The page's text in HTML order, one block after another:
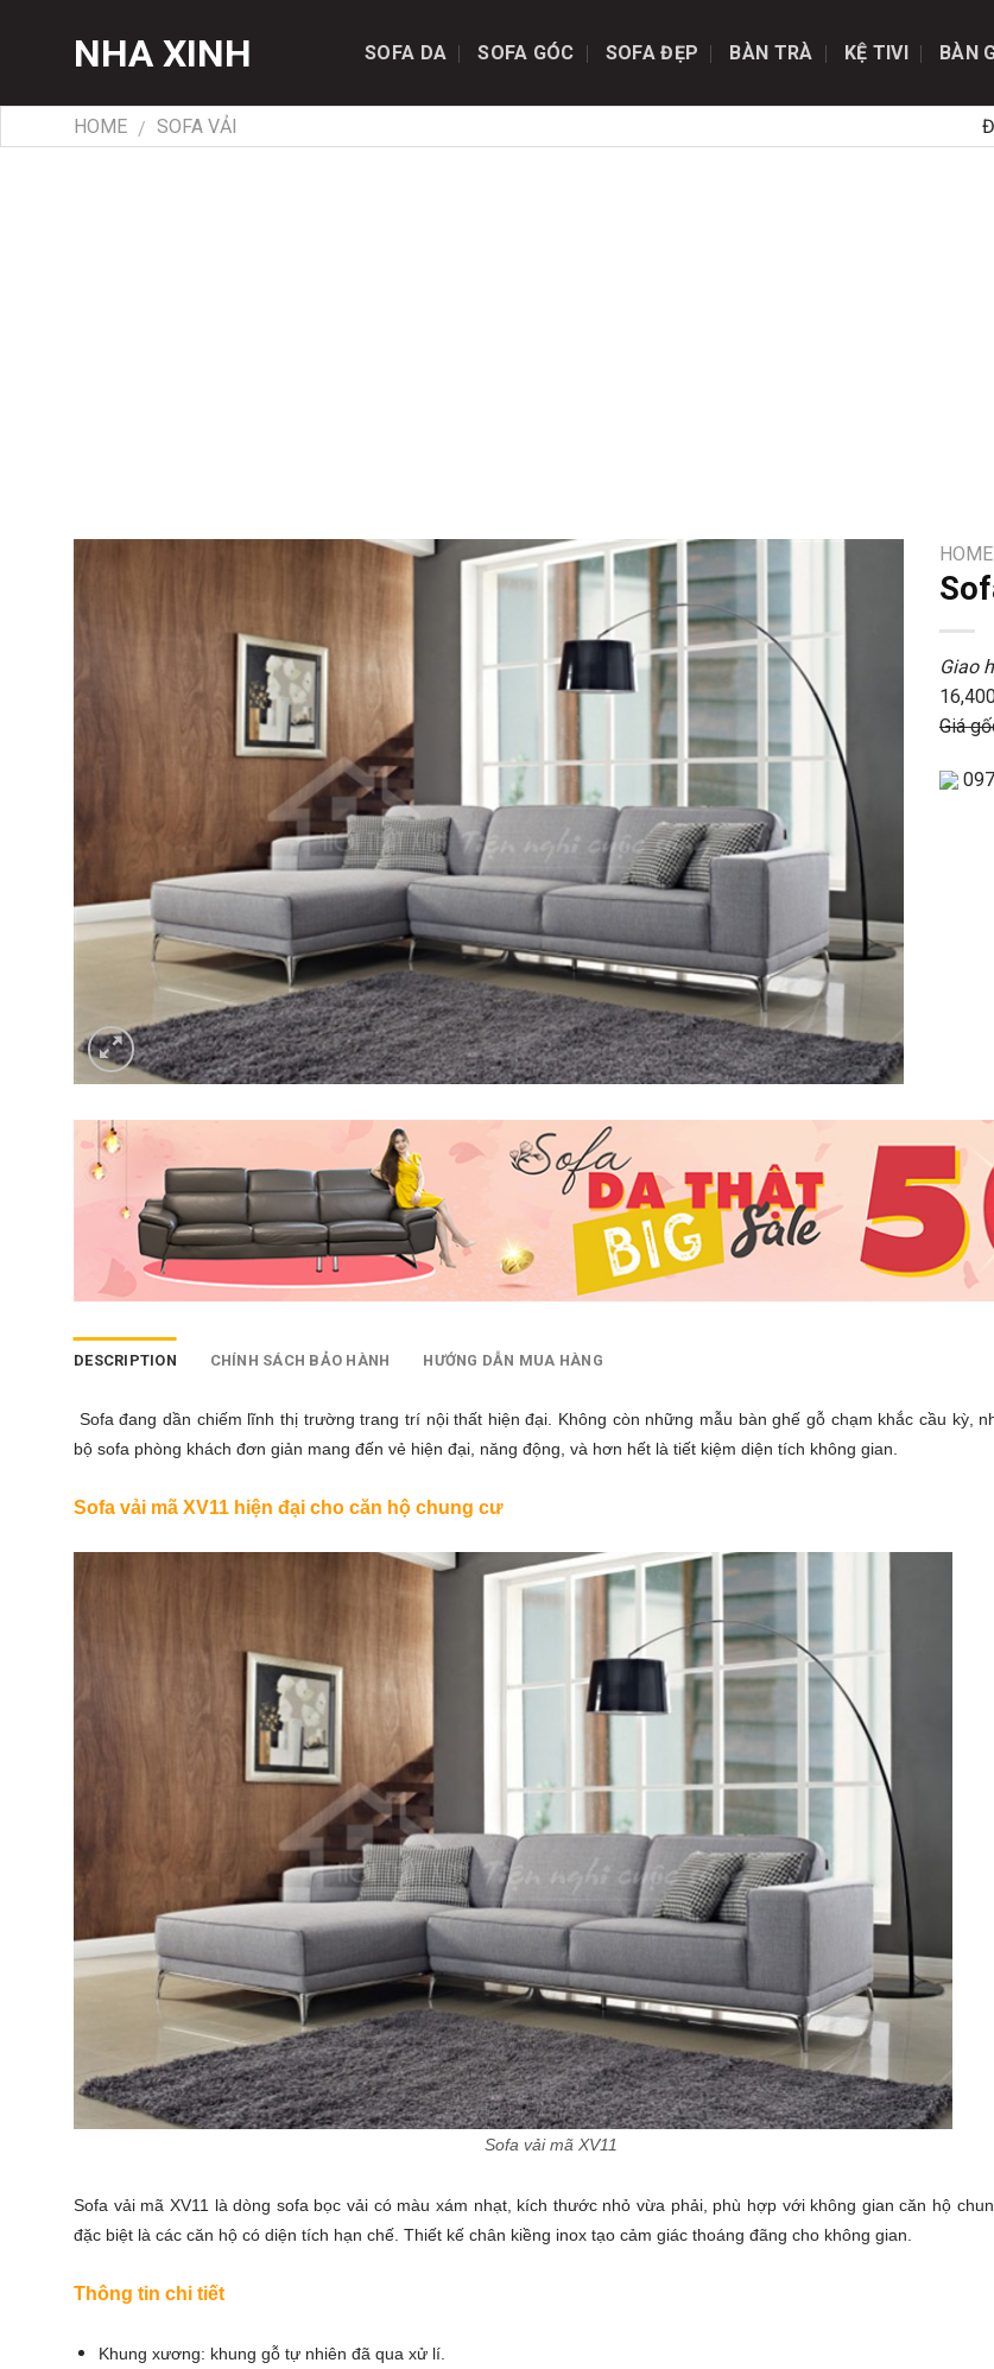
NHA XINH SOFA DA SOFA GÓC SOFA ĐẸP BÀN TRÀ KỆ TIVI BÀN
HOME / SOFA VẢI
HOME
Giao
Giá
DESCRIPTION CHÍNH SÁCH BẢO HÀNH HƯỚNG DẪN MUA HÀNG
Sofa đang dần chiếm lĩnh thị trường trang trí nội thất hiện đại. Không còn những mẫu bàn ghế gỗ chạm khắc cầu kỳ,
bộ sofa phòng khách đơn giản mang đến vẻ hiện đại, năng động, và hơn hết là tiết kiệm diện tích không gian.
Sofa vải mã XV11 hiện đại cho căn hộ chung cư
Sofa vải mã XV11
Sofa vải mã XV11 là dòng sofa bọc vải có màu xám nhạt, kích thước nhỏ vừa phải, phù hợp với không gian căn hộ
đặc biệt là các căn hộ có diện tích hạn chế. Thiết kế chân kiềng inox tạo cảm giác thoáng đãng cho không gian.
Thông tin chi tiết
Khung xương: khung gỗ tự nhiên đã qua xử lí.